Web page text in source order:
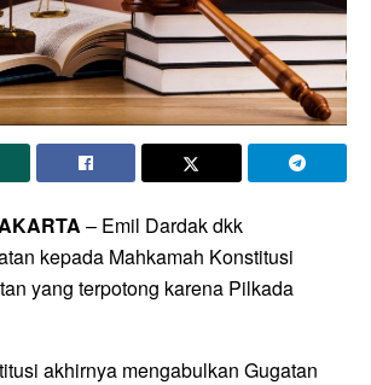
– Emil Dardak dkk
kepada Mahkamah Konstitusi
yang terpotong karena Pilkada
akhirnya mengabulkan Gugatan